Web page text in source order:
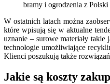
bramy i ogrodzenia z Polski
W ostatnich latach można
które wpisują się w aktualne
uznanie – surowe materiały
technologie umożliwiające
Klienci poszukują także
Jakie są koszty